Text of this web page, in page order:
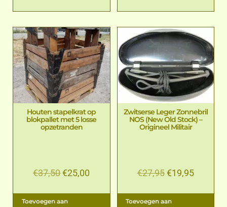
Houten stapelkrat op
blokpallet met 5 losse
opzetranden
€37,50€25,00
Toevoegen aan
Zwitserse Leger Zonnebril
NOS (New Old Stock) –
Origineel Militair
€27,95 €19,95
Toevoegen aan